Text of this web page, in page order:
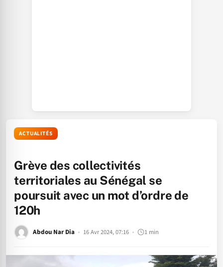
ACTUALITÉS
Grève des collectivités
territoriales au Sénégal se
poursuit avec un mot d’ordre de
120h
Abdou Nar Dia 16 Avr 2024, 07:16 1 min